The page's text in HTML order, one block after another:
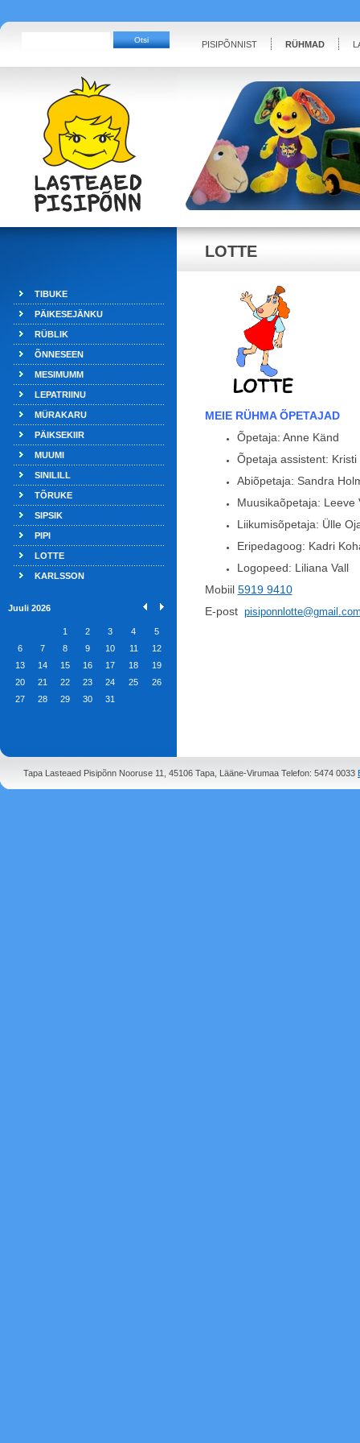
PISIPÕNNIST RÜHMAD
TIBUKE
PÄIKESEJÄNKU
RÜBLIK
ÕNNESEEN
MESIMUMM
LEPATRIINU
MÜRAKARU
PÄIKSEKIIR
MUUMI
SINILILL
TÕRUKE
SIPSIK
PIPI
LOTTE
KARLSSON
Juuli 2026
1 2 3 4
5
6
7 8 9 10 11
12
13
14 15 16 17 18
19
20
21 22 23 24 25
26
27
28 29 30 31
LOTTE
MEIE RÜHMA ÕPETAJAD
Õpetaja: Anne Känd
Õpetaja assistent: Kristi
Abiõpetaja: Sandra
Muusikaõpetaja: Leeve
Liikumisõpetaja: Ülle
Eripedagoog: Kadri
Logopeed: Liliana Vall
Mobiil 5919 9410
E-post
Tapa Lasteaed Pisipõnn Nooruse 11, 45106 Tapa, Lääne-Virumaa Telefon: 5474 0033